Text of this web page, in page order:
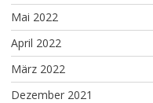
Mai 2022
April 2022
März 2022
Dezember 2021